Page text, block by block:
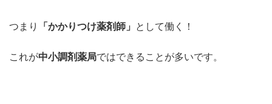
つまり 「かかりつけ薬剤師」 として働く！
これが中小調剤薬局ではできることが多いです。